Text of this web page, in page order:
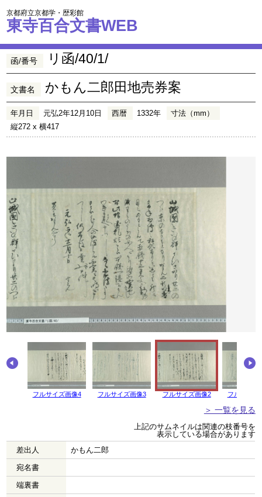
京都府立京都学・歴彩館
東寺百合文書WEB
函/番号 リ函/40/1/
文書名 かもん二郎田地売券案
年月日 元弘2年12月10日 西暦 1332年
寸法（mm）
縦272 x 横417
フルサイズ画像4 フルサイズ画像3 フルサイズ画像2 フルサイズ
＞ 一覧を見る
上記のサムネイルは関連の枝番号を
表示している場合があります
差出人
かもん二郎
宛名書
端裏書